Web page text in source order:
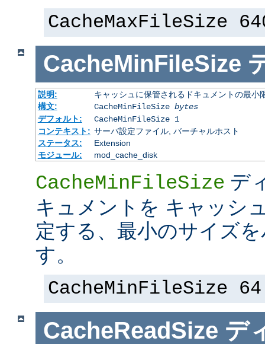
CacheMaxFileSize
CacheMinFileSize
説明:
キャッシュに保管されるドキュメントの最小
構文:
CacheMinFileSize bytes
デフォルト:
CacheMinFileSize 1
コンテキスト: サーバ設定ファイル, バーチャルホスト
ステータス:
Extension
モジュール:
mod_cache_disk
CacheMinFileSize デ
キュメントを キャッシ
定する、最小のサイズ
す。
CacheMinFileSize 64
CacheReadSize デ